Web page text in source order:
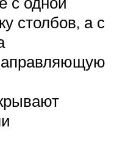
столбов, а с